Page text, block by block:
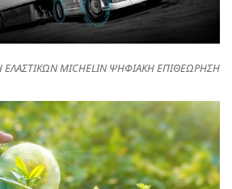
MICHELIN ΨΗΦΙΑΚΗ ΕΠΙΘΕΩΡΗΣΗ